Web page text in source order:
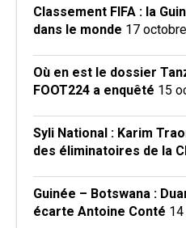
Classement FIFA : la
dans le monde 17
Où en est le dossier
FOOT224 a enquêté 15
Syli National : Karim
des éliminatoires de la
Guinée – Botswana :
écarte Antoine Conté